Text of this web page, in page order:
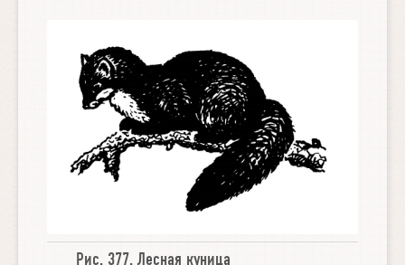
Рис. 377.Лесная куница